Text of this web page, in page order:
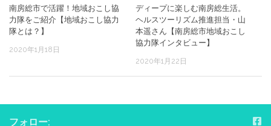
南房総市で活躍！地域おこし協
力隊をご紹介【地域おこし協力
隊とは？】
2020年1月18日
ディープに楽しむ南房総生活。
ヘルスツーリズム推進担当・山
本遥さん【南房総市地域おこし
協力隊インタビュー】
2020年1月22日
フォロー: